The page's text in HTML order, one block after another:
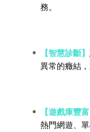
務。
【智慧診斷】
異常的癥結
【遊戲庫豐富
熱門網遊、